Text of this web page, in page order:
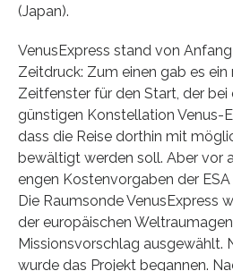
(Japan).
VenusExpress stand von
Zeitdruck: Zum einen gab es ein
Zeitfenster für den Start, der bei
günstigen Konstellation Venus-
dass die Reise dorthin mit
bewältigt werden soll. Aber vor
engen Kostenvorgaben der
Die Raumsonde VenusExpress
der europäischen
Missionsvorschlag ausgewählt.
wurde das Projekt begannen.